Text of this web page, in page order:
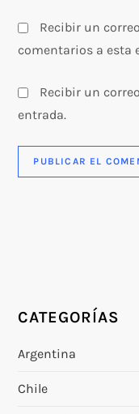
Recibir un
comentarios a esta
Recibir un
entrada.
CATEGORÍAS
Argentina
Chile